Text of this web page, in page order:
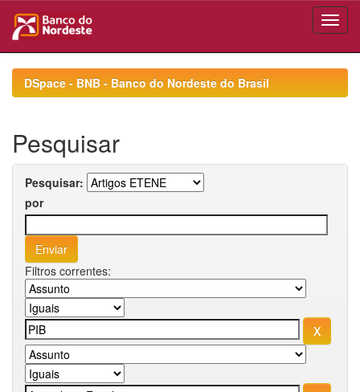
navigationDSpace - BNB - Banco do Nordeste do Brasil
Pesquisar
Pesquisar:
por
Filtros correntes: